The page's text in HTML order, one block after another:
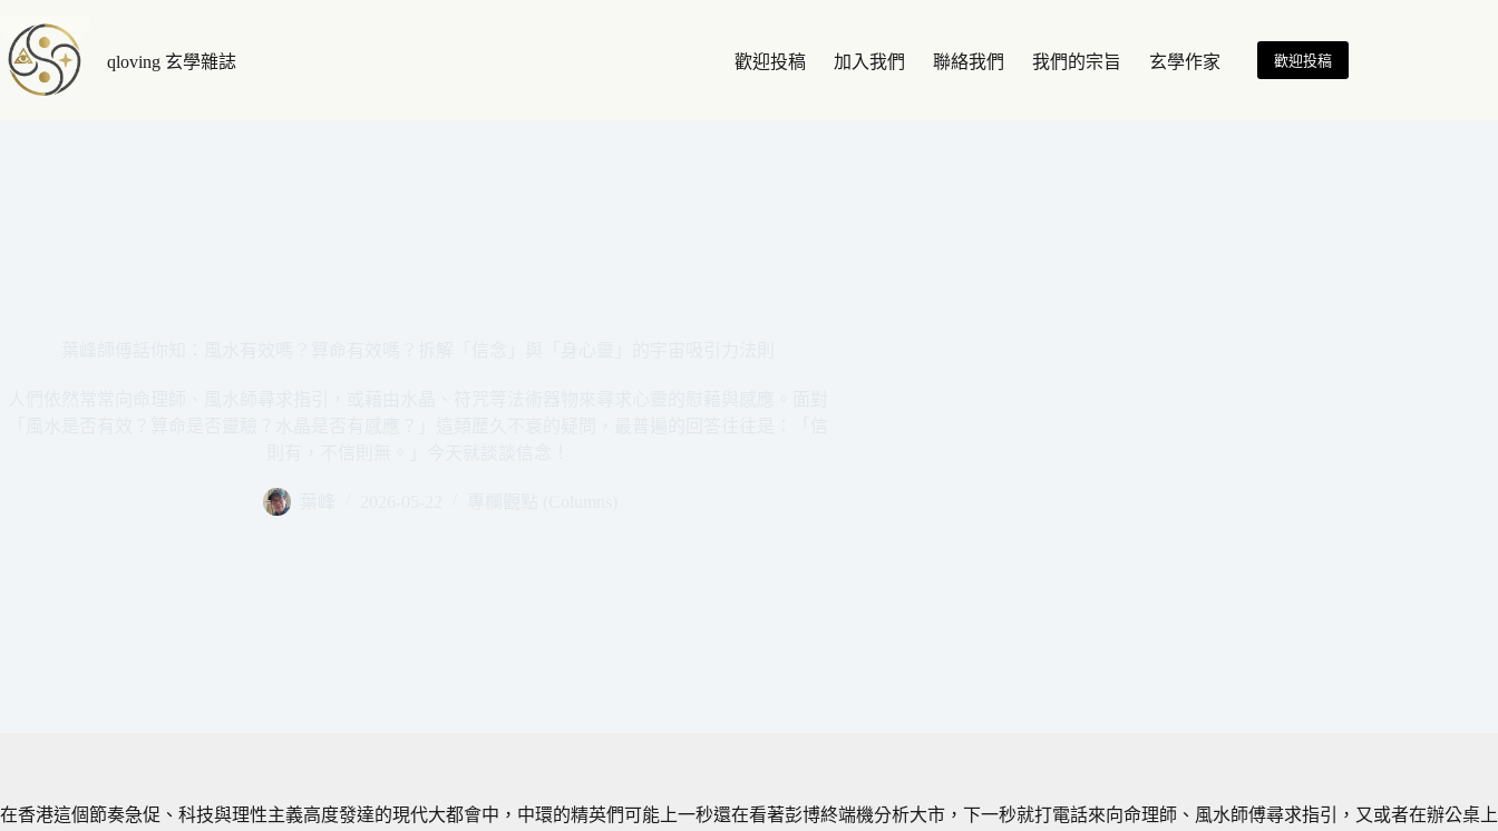
至
主
qloving 玄學雜誌 歡迎投稿 加入我們 聯絡我們 我們的宗旨 玄學作家 歡迎投稿
在香港這個節奏急促、科技與理性主義高度發達的現代大都會中，中環的精英們可能上一秒還在看著彭博終端機分析大市，下一秒就打電話來向命理師、風水師傅尋求指引，又或者在辦公桌上